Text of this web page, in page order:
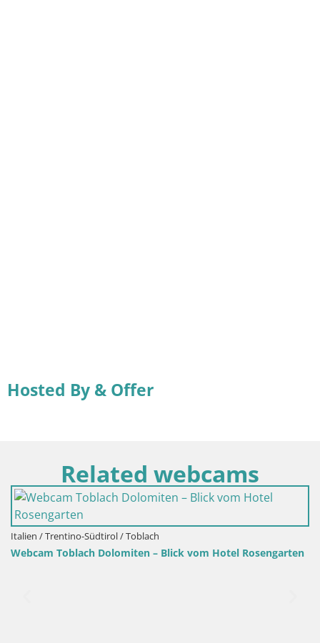
Hosted By & Offer
Related webcams
Italien / Trentino-Südtirol / Toblach
Webcam Toblach Dolomiten – Blick vom Hotel Rosengarten